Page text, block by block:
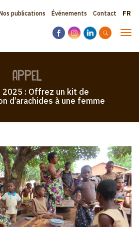
publications Événements Contact
appel
2025 : Offrez un kit de
d’arachides à une femme